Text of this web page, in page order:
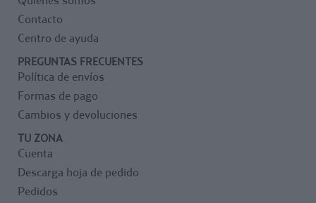
Contacto
Centro de ayuda
PREGUNTAS FRECUENTES
Política de envíos
Formas de pago
Cambios y devoluciones
TU ZONA
Cuenta
Descarga hoja de pedido
Pedidos